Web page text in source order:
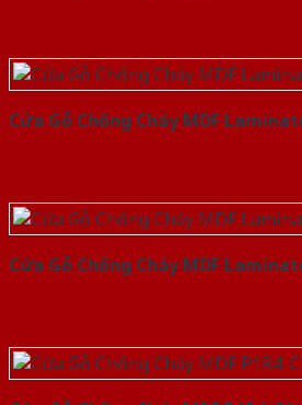
Cửa Gỗ Chống Cháy MDF
Cửa Gỗ Chống Cháy MDF